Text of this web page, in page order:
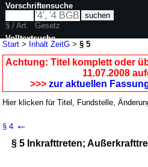
Start > Inhalt ZeitG >§ 5
Achtung: Titel komplett oder
11.07.2008
>>> zur aktuellen
Hier klicken fürTitel, Fundstelle,
03.07.2008BGBl. I S. 1185
§ 4 ←
§ 5 Inkrafttreten;
Vorschriftensuche
§ / Art.
Gesetz
Volltextsuche
nur in ZeitG